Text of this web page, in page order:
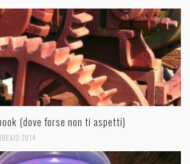
(dove forse non ti aspetti)
2014